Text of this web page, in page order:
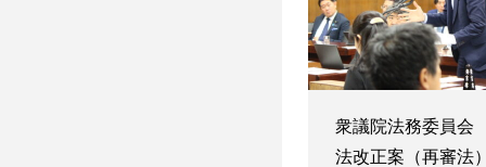
衆議院法務委員
法改正案（再審法